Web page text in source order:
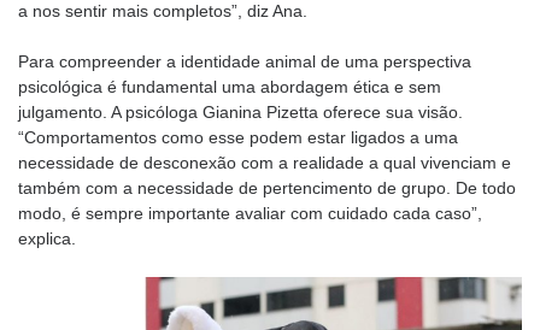
a nos sentir mais completos”, diz Ana.
Para compreender a identidade animal de uma perspectiva
psicológica é fundamental uma abordagem ética e sem
julgamento. A psicóloga Gianina Pizetta oferece sua visão.
“Comportamentos como esse podem estar ligados a uma
necessidade de desconexão com a realidade a qual vivenciam e
também com a necessidade de pertencimento de grupo. De todo
modo, é sempre importante avaliar com cuidado cada caso”,
explica.